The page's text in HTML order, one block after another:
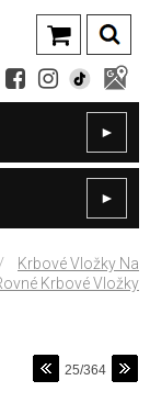
►
►
Krbové Vložky Na
Krbové Vložky
25/364